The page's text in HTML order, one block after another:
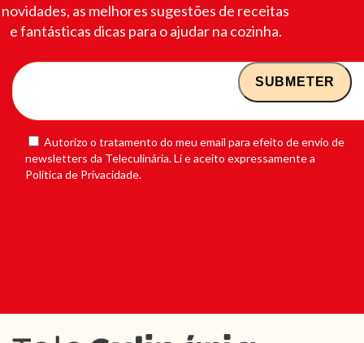
novidades, as melhores sugestões de receitas
e fantásticas dicas para o ajudar na cozinha.
Autorizo o tratamento do meu email para efeito de envio de
newsletters da Teleculinária. Li e aceito expressamente a
Política de Privacidade.